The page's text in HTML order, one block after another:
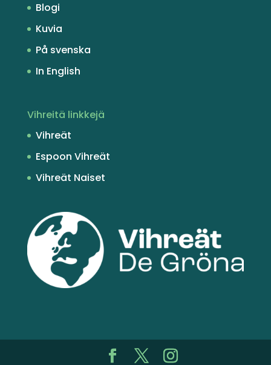
Blogi
Kuvia
På svenska
In English
Vihreitä linkkejä
Vihreät
Espoon Vihreät
Vihreät Naiset